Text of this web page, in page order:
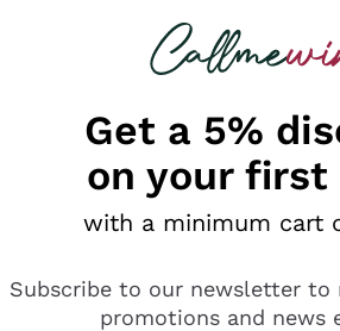
looking for
Get a 5%
on your first
with a minimum cart
Subscribe to our newsletter to
promotions and news